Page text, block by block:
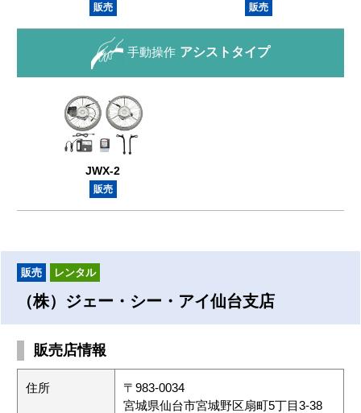
販売 販売
手動操作 アシストタイプ
JWX-2
販売
（株）ジェー・シー・アイ仙台支店
販売 レンタル
販売店情報
住所
〒983-0034
宮城県仙台市宮城野区扇町5丁目3-38